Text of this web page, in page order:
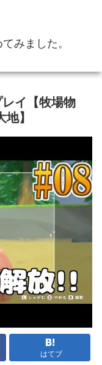
みました。
レイ【牧場物
】
はてブ